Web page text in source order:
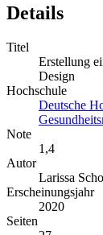
Details
Titel
Erstellung
Design
Hochschule
Deutsche
Note
1,4
Autor
Larissa
Erscheinungsjahr
2020
Seiten